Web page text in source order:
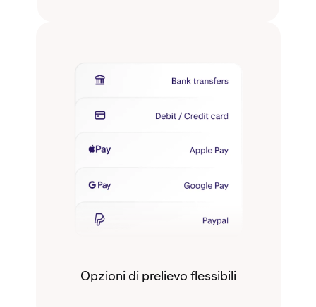
Opzioni di prelievo flessibili